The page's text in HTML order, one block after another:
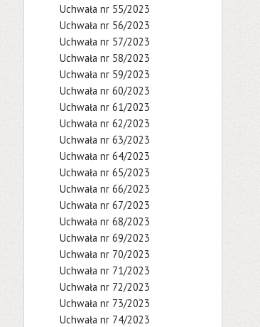
Uchwała nr 55/2023
Uchwała nr 56/2023
Uchwała nr 57/2023
Uchwała nr 58/2023
Uchwała nr 59/2023
Uchwała nr 60/2023
Uchwała nr 61/2023
Uchwała nr 62/2023
Uchwała nr 63/2023
Uchwała nr 64/2023
Uchwała nr 65/2023
Uchwała nr 66/2023
Uchwała nr 67/2023
Uchwała nr 68/2023
Uchwała nr 69/2023
Uchwała nr 70/2023
Uchwała nr 71/2023
Uchwała nr 72/2023
Uchwała nr 73/2023
Uchwała nr 74/2023